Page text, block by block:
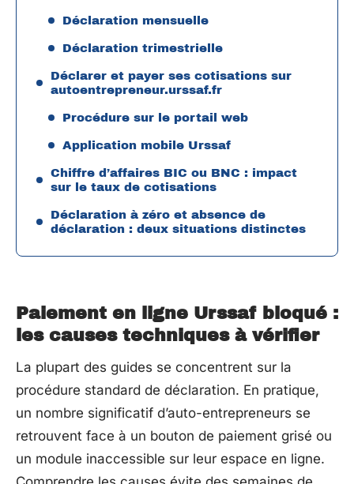
Déclaration mensuelle
Déclaration trimestrielle
Déclarer et payer ses cotisations sur
autoentrepreneur.urssaf.fr
Procédure sur le portail web
Application mobile Urssaf
Chiffre d’affaires BIC ou BNC : impact
sur le taux de cotisations
Déclaration à zéro et absence de
déclaration : deux situations distinctes
Paiement en ligne Urssaf bloqué :
les causes techniques à vérifier
La plupart des guides se concentrent sur la
procédure standard de déclaration. En pratique,
un nombre significatif d’auto-entrepreneurs se
retrouvent face à un bouton de paiement grisé ou
un module inaccessible sur leur espace en ligne.